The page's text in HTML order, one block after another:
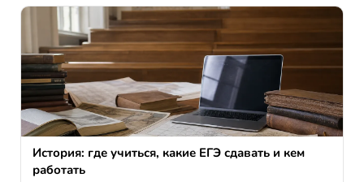
История: где учиться, какие ЕГЭ сдавать и кем
работать